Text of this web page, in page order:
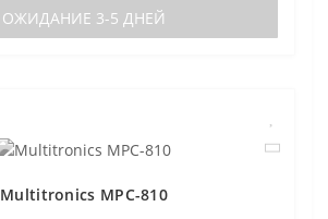
ОЖИДАНИЕ 3-5 ДНЕЙ
Multitronics MPC-810